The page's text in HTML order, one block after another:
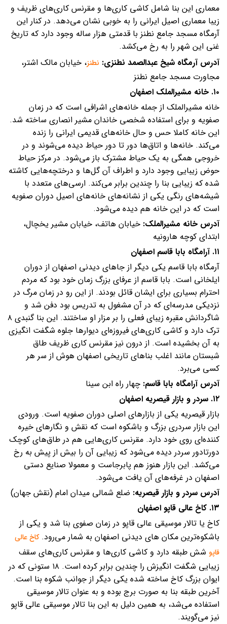
معماری این بنا شامل کاشی کاری‌ها و مقرنس کاری‌های ظریف و
زیبا معماری اصیل ایرانی را به خوبی نشان می‌دهد. در کنار این
آرمگاه مسجد جامع نطنز با قدمتی هزار ساله وجود دارد که تاریخ
غنی این شهر را به رخ می‌کشد.
آدرس آرمگاه شیخ عبدالصمد نطنزی: نطنز، خیابان مالک اشتر،
مجاورت مسجد جامع نطنز
۱۰. خانه مشیرالملک اصفهان
خانه مشیرالملک از جمله خانه‌های اشرافی است که در زمان
صفویه و برای استفاده شخصی خاندان مشیر انصاری ساخته شد.
این خانه کاملا حس و حال خانه‌های قدیمی ایرانی را زنده
می‌کند. خانه‌ها و اتاق‌ها دور تا دور حیاط دیده می‌شوند و در
خروجی همگی به یک حیاط مشترک باز می‌شود. در مرکز حیاط
حوض زیبایی وجود دارد و اطراف آن گل‌‌ها و درختچه‌هایی کاشته
شده که زیبایی بنا را چندین برابر می‌کند. ارسی‌های متعدد با
شیشه‌های رنگی یکی از نشانه‌های خانه‌های اصیل دوران صفویه
است که در این خانه هم دیده می‌شود.
آدرس خانه مشیرالملک: خیابان هاتف، خیابان مشیر یخچال،
ابتدای کوچه هارونیه
۱۱. آرامگاه بابا قاسم اصفهان
آرمگاه بابا قاسم یکی دیگر از جاهای دیدنی اصفهان از دوران
ایلخانی است. بابا قاسم از عرفای بزرگ زمان خود بود که مردم
احترام بسیاری برای ایشان قائل بودند. از این رو در زمان مرگ در
نزدیکی مدرسه‌ای که در آن مشغول به تدریس بود دفن شد و
شاگردانش مقبره زیبای فعلی را بر مزار او ساختند. این بنا گنبدی ۸
ترک دارد و کاشی کاری‌های فیروزه‌ای دیوارها جلوه شگفت انگیزی
به آن بخشیده است. از درون نیز مقرنس کاری ظریف طاق
شبستان مانند اغلب بناهای تاریخی اصفهان هوش از سر هر
کسی می‌برد.
آدرس آرامگاه بابا قاسم: چهار راه ابن سینا
۱۲. سردر و بازار قیصریه اصفهان
بازار قیصریه یکی از بازارهای اصلی دوران صفویه است. ورودی
این بازار سردری بزرگ و باشکوه است که نقش و نگارهای خیره
کننده‌ای روی خود دارد. مقرنس کاری‌هایی هم در طاق‌های کوچک
دورتادور سردر دیده می‌شود که زیبایی آن را بیش از پیش به رخ
می‌کشد. این بازار هنوز هم پابرجاست و معمولا صنایع دستی
اصفهان در غرفه‌های آن یافت می‌شود.
آدرس سردر و بازار قیصریه: ضلع شمالی میدان امام (نقش جهان)
۱۳. کاخ عالی قاپو اصفهان
کاخ یا تالار موسیقی عالی قاپو در زمان صفوی بنا شد و یکی از
باشکوه‌ترین مکان های دیدنی اصفهان به شمار می‌رود.کاخ عالی
قاپو شش طبقه دارد و کاشی کاری‌ها و مقرنس کاری‌های سقف
زیبایی شگفت انگیزش را چندین برابر کرده است. ۱۸ ستونی که در
ایوان بزرگ کاخ ساخته شده یکی دیگر از جوانب شکوه بنا است.
آخرین طبقه بنا به صورت برج بوده و به عنوان تالار موسیقی
استفاده می‌شد، به همین دلیل به این بنا تالار موسیقی عالی قاپو
نیز می‌گویند.